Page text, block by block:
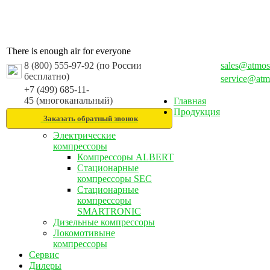
There is enough air for everyone
8 (800) 555-97-92 (по России
бесплатно)
+7 (499) 685-11-
45 (многоканальный)
Заказать обратный звонок
Главная
Продукция
Электрические
компрессоры
Компрессоры ALBERT
Стационарные
компрессоры SEC
Стационарные
компрессоры
SMARTRONIC
Дизельные компрессоры
Локомотивыне
компрессоры
Сервис
Дилеры